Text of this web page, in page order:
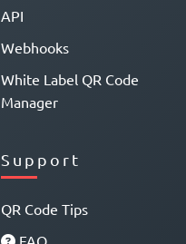
API
Webhooks
White Label QR Code
Manager
Support
QR Code Tips
FAQ